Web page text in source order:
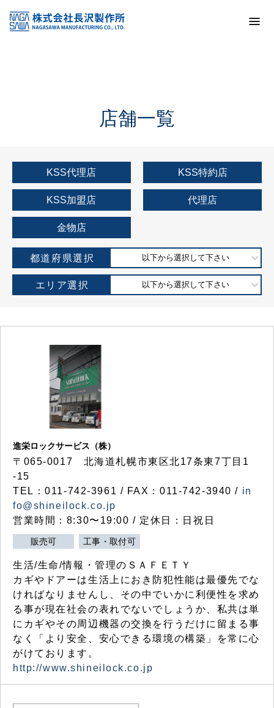
KSS加盟店・取扱店情報
店舗一覧
店舗一覧
KSS代理店 KSS特約店
KSS加盟店 代理店
金物店
都道府県選択 以下から選択して下さい
エリア選択 以下から選択して下さい
進栄ロックサービス（株）
〒065-0017 北海道札幌市東区北17条東7丁目1
-15
TEL：011-742-3961 / FAX：011-742-3940 / in
fo@shineilock.co.jp
営業時間：8:30〜19:00 / 定休日：日祝日
販売可 工事・取付可
生活/生命/情報・管理のＳＡＦＥＴＹ
カギやドアーは生活上におき防犯性能は最優先でな
ければなりませんし、その中でいかに利便性を求め
る事が現在社会の表れでないでしょうか、私共は単
にカギやその周辺機器の交換を行うだけに留まる事
なく「より安全、安心できる環境の構築」を常に心
がけております。
http://www.shineilock.co.jp